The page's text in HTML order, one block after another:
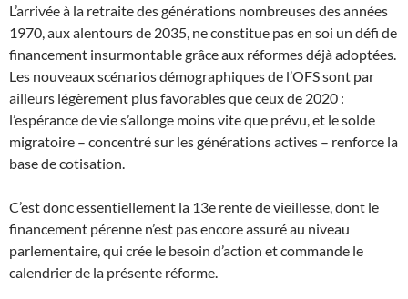
L’arrivée à la retraite des générations nombreuses des années
1970, aux alentours de 2035, ne constitue pas en soi un défi de
financement insurmontable grâce aux réformes déjà adoptées.
Les nouveaux scénarios démographiques de l’OFS sont par
ailleurs légèrement plus favorables que ceux de 2020 :
l’espérance de vie s’allonge moins vite que prévu, et le solde
migratoire – concentré sur les générations actives – renforce la
base de cotisation.
C’est donc essentiellement la 13e rente de vieillesse, dont le
financement pérenne n’est pas encore assuré au niveau
parlementaire, qui crée le besoin d’action et commande le
calendrier de la présente réforme.